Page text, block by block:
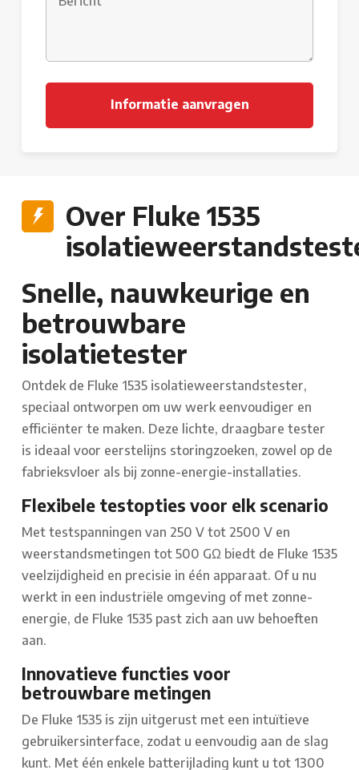
Over Fluke 1535
Snelle, nauwkeurige en
betrouwbare
isolatietester
Ontdek de Fluke 1535 isolatieweerstandstester,
speciaal ontworpen om uw werk eenvoudiger en
efficiënter te maken. Deze lichte, draagbare tester
is ideaal voor eerstelijns storingzoeken, zowel op de
fabrieksvloer als bij zonne-energie-installaties.
Flexibele testopties voor elk scenario
Met testspanningen van 250 V tot 2500 V en
weerstandsmetingen tot 500 GΩ biedt de Fluke 1535
veelzijdigheid en precisie in één apparaat. Of u nu
werkt in een industriële omgeving of met zonne-
energie, de Fluke 1535 past zich aan uw behoeften
aan.
Innovatieve functies voor
betrouwbare metingen
De Fluke 1535 is zijn uitgerust met een intuïtieve
gebruikersinterface, zodat u eenvoudig aan de slag
kunt. Met één enkele batterijlading kunt u tot 1300